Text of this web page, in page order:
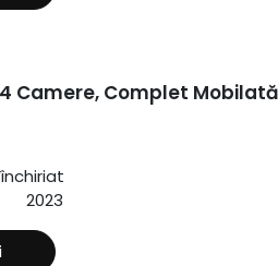
Camere, Complet
2023